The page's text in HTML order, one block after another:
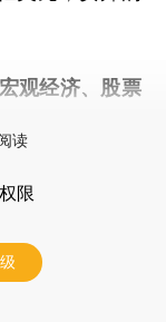
观经济、股票
读
限